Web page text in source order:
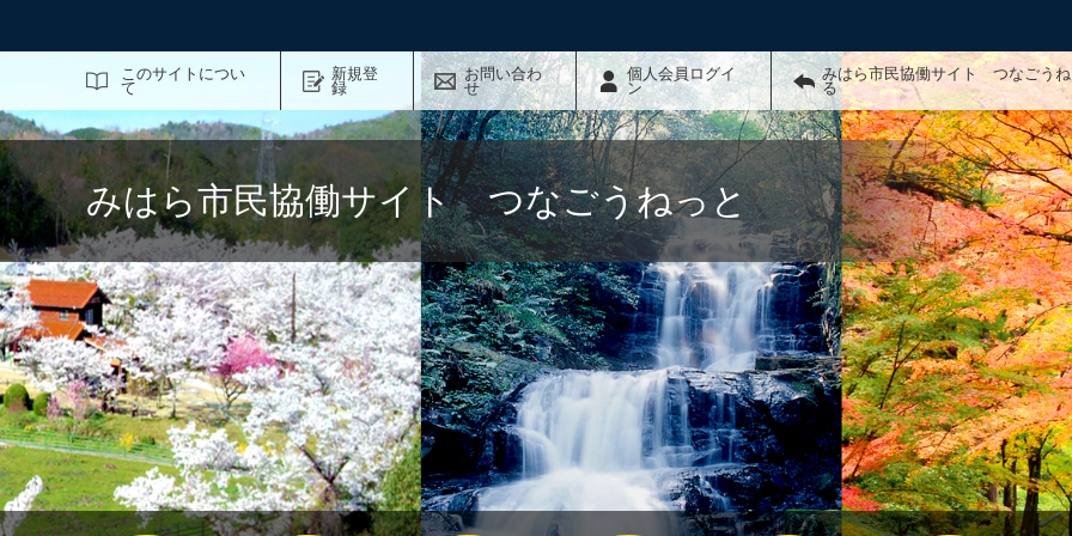
このサイトについ
て
新規登
録
お問い合わ
せ
個人会員ログイ
ン
みはら市民協働サイト つなごう
る
みはら市民協働サイト つなごうねっと